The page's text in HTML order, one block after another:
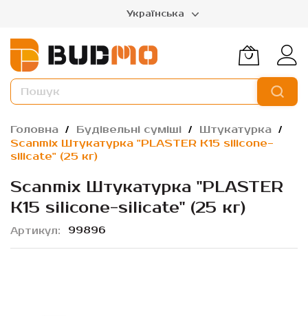
Українська
Головна Будівельні суміші
Штукатурка
Scanmix Штукатурка "PLASTER К15 silicone-
silicate" (25 кг)
Scanmix Штукатурка "PLASTER
К15 silicone-silicate" (25 кг)
Артикул 99896